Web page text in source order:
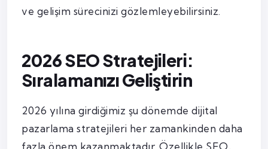
ve gelişim sürecinizi gözlemleyebilirsiniz.
2026 SEO Stratejileri:
Sıralamanızı Geliştirin
2026 yılına girdiğimiz şu dönemde dijital
pazarlama stratejileri her zamankinden daha
fazla önem kazanmaktadır. Özellikle SEO,